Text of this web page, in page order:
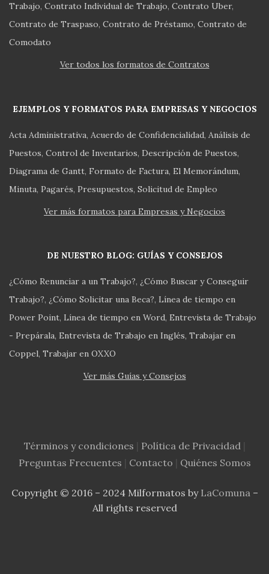
Trabajo Contrato Individual de Trabajo Contrato Uber
Contrato de Traspaso Contrato de Préstamo Contrato de
Comodato
Ver todos los formatos de Contratos
EJEMPLOS Y FORMATOS PARA EMPRESAS Y NEGOCIOS
Acta Administrativa Acuerdo de Confidencialidad Análisis de
Puestos Control de Inventarios Descripción de Puestos
Diagrama de Gantt Formato de Factura El Memorándum
Minuta Pagarés Presupuestos Solicitud de Empleo
Ver más formatos para Empresas y Negocios
DE NUESTRO BLOG: GUÍAS Y CONSEJOS
¿Cómo Renunciar a un Trabajo? ¿Cómo Buscar y Conseguir
Trabajo? ¿Cómo Solicitar una Beca? Línea de tiempo en
Power Point Línea de tiempo en Word Entrevista de Trabajo
- Prepárala Entrevista de Trabajo en Inglés Trabajar en
Coppel Trabajar en OXXO
Ver más Guías y Consejos
Términos y condiciones Política de Privacidad
Preguntas Frecuentes
Contacto Quiénes Somos
Copyright © 2016 – 2024 Milformatos by LaComuna –
All rights reserved